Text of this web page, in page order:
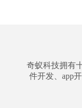
奇蚁科技拥有
件开发、app